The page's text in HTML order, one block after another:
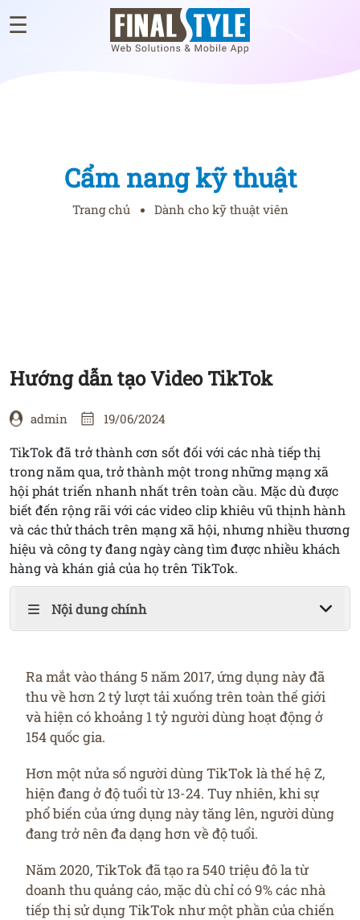
×
DỤNG
LIÊN
HỆ
☰
Cẩm nang kỹ thuật
Trang chủ Dành cho kỹ thuật viên
Hướng dẫn tạo Video TikTok
admin 19/06/2024
TikTok đã trở thành cơn sốt đối với các nhà tiếp thị
trong năm qua, trở thành một trong những mạng xã
hội phát triển nhanh nhất trên toàn cầu. Mặc dù được
biết đến rộng rãi với các video clip khiêu vũ thịnh hành
và các thử thách trên mạng xã hội, nhưng nhiều thương
hiệu và công ty đang ngày càng tìm được nhiều khách
hàng và khán giả của họ trên TikTok.
Nội dung chính
Ra mắt vào tháng 5 năm 2017, ứng dụng này đã
thu về hơn 2 tỷ lượt tải xuống trên toàn thế giới
và hiện có khoảng 1 tỷ người dùng hoạt động ở
154 quốc gia.
Hơn một nửa số người dùng TikTok là thế hệ Z,
hiện đang ở độ tuổi từ 13-24. Tuy nhiên, khi sự
phổ biến của ứng dụng này tăng lên, người dùng
đang trở nên đa dạng hơn về độ tuổi.
Năm 2020, TikTok đã tạo ra 540 triệu đô la từ
doanh thu quảng cáo, mặc dù chỉ có 9% các nhà
tiếp thị sử dụng TikTok như một phần của chiến